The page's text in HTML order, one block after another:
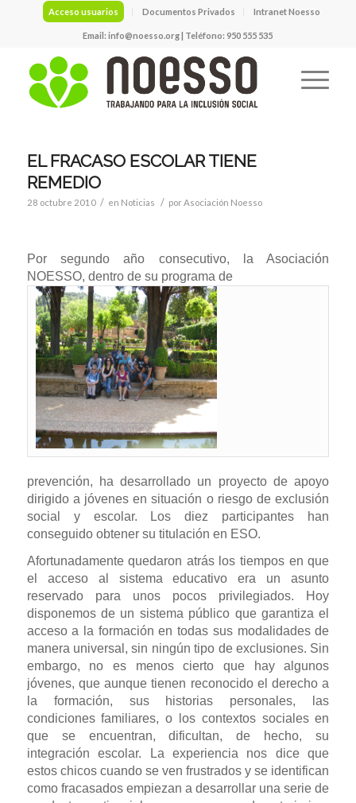
Acceso usuarios Documentos Privados Intranet Noesso
Email:info@noesso.org| Teléfono: 950 555 535
EL FRACASO ESCOLAR TIENE
REMEDIO
28 octubre 2010 / en Noticias / porAsociación Noesso
Por segundo año consecutivo, la Asociación
NOESSO, dentro de su programa de
prevención, ha desarrollado un proyecto de apoyo
dirigido a jóvenes en situación o riesgo de exclusión
social y escolar. Los diez participantes han
conseguido obtener su titulación en ESO.
Afortunadamente quedaron atrás los tiempos en que
el acceso al sistema educativo era un asunto
reservado para unos pocos privilegiados. Hoy
disponemos de un sistema público que garantiza el
acceso a la formación en todas sus modalidades de
manera universal, sin ningún tipo de exclusiones. Sin
embargo, no es menos cierto que hay algunos
jóvenes, que aunque tienen reconocido el derecho a
la formación, sus historias personales, las
condiciones familiares, o los contextos sociales en
que se encuentran, dificultan, de hecho, su
integración escolar. La experiencia nos dice que
estos chicos cuando se ven frustrados y se identifican
como fracasados empiezan a desarrollar una serie de